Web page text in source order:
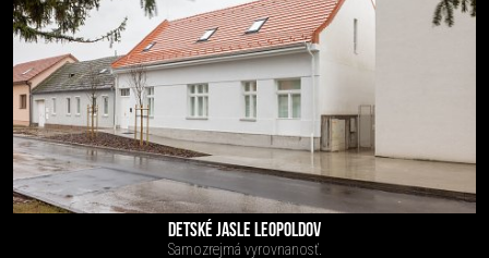
DETSKÉ JASLE LEOPOLDOV
Samozrejmá vyrovnanosť.